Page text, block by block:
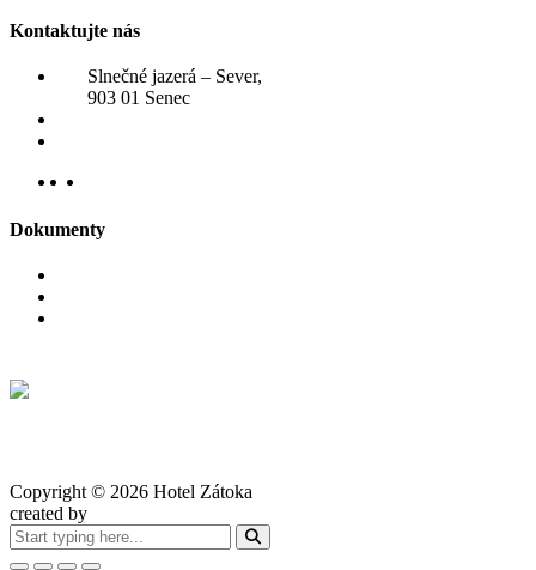
Kontaktujte nás
Slnečné jazerá – Sever,
903 01 Senec
Dokumenty
Copyright © 2026 Hotel Zátoka
created by